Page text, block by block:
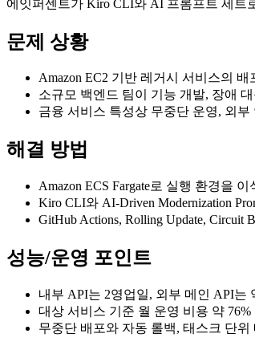
에잇퍼센트가 Kiro CLI와 AI 프롬프트 세트
문제 상황
Amazon EC2 기반 레거시 서비스의
소규모 백엔드 팀이 기능 개발, 장애
금융 서비스 특성상 무중단 운영, 외
해결 방법
Amazon ECS Fargate로 실행 환경을
Kiro CLI와 AI-Driven Modernization
GitHub Actions, Rolling Update, Circuit
성능/운영 포인트
내부 API는 2영업일, 외부 메인 API는
대상 서비스 기준 월 운영 비용 약 76%
무중단 배포와 자동 롤백, 태스크 단